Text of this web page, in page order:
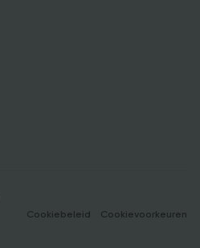
Cookiebeleid Cookievoorkeuren